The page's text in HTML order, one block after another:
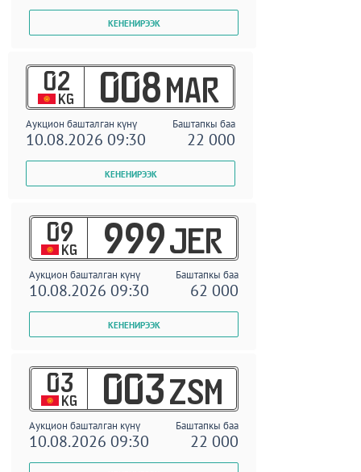
02
KG 008 MAR
Аукцион башталган күнү Баштапкы баа
10.08.2026 09:30 22 000
09
KG 999 JER
Аукцион башталган күнү Баштапкы баа
10.08.2026 09:30 62 000
03
KG 003 ZSM
Аукцион башталган күнү Баштапкы баа
10.08.2026 09:30 22 000